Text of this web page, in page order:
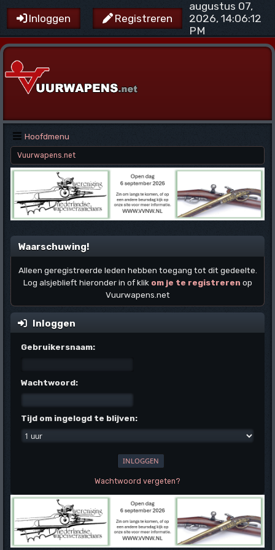
Inloggen Registreren
augustus 07,
2026, 14:06:12
PM
Hoofdmenu
Vuurwapens.net
Waarschuwing!
Alleen geregistreerde leden hebben toegang tot dit gedeelte.
Log alsjeblieft hieronder in of klik om je te registreren op
Vuurwapens.net
Inloggen
Gebruikersnaam:
Wachtwoord:
Tijd om ingelogd te blijven:
Wachtwoord vergeten?